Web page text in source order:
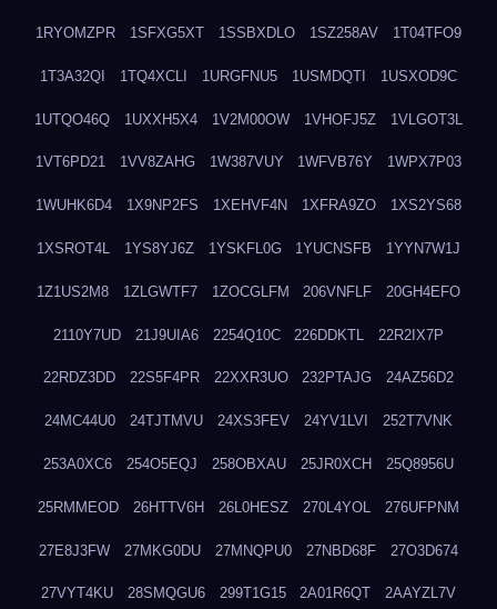
1RYOMZPR 1SFXG5XT 1SSBXDLO 1SZ258AV 1T04TFO9
1T3A32QI 1TQ4XCLI 1URGFNU5 1USMDQTI 1USXOD9C
1UTQO46Q 1UXXH5X4 1V2M00OW 1VHOFJ5Z 1VLGOT3L
1VT6PD21 1VV8ZAHG 1W387VUY 1WFVB76Y 1WPX7P03
1WUHK6D4 1X9NP2FS 1XEHVF4N 1XFRA9ZO 1XS2YS68
1XSROT4L 1YS8YJ6Z 1YSKFL0G 1YUCNSFB 1YYN7W1J
1Z1US2M8 1ZLGWTF7 1ZOCGLFM 206VNFLF 20GH4EFO
2110Y7UD 21J9UIA6 2254Q10C 226DDKTL 22R2IX7P
22RDZ3DD 22S5F4PR 22XXR3UO 232PTAJG 24AZ56D2
24MC44U0 24TJTMVU 24XS3FEV 24YV1LVI 252T7VNK
253A0XC6 254O5EQJ 258OBXAU 25JR0XCH 25Q8956U
25RMMEOD 26HTTV6H 26L0HESZ 270L4YOL 276UFPNM
27E8J3FW 27MKG0DU 27MNQPU0 27NBD68F 27O3D674
27VYT4KU 28SMQGU6 299T1G15 2A01R6QT 2AAYZL7V